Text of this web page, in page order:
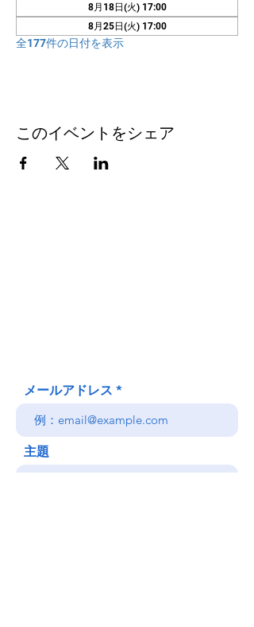
8月18日(火) 17:00
8月25日(火) 17:00
全177件の日付を表示
このイベントをシェア
メールアドレス
主題